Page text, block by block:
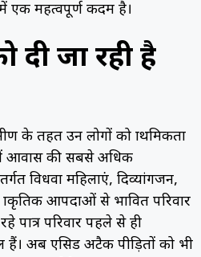
एक महत्वपूर्ण कदम है।
दी जा रही है
के तहत उन लोगों को प्राथमिकता
में आवास की सबसे अधिक
विधवा महिलाएं, दिव्यांगजन,
आपदाओं से प्रभावित परिवार
पात्र परिवार पहले से ही
हैं। अब एसिड अटैक पीड़ितों को भी